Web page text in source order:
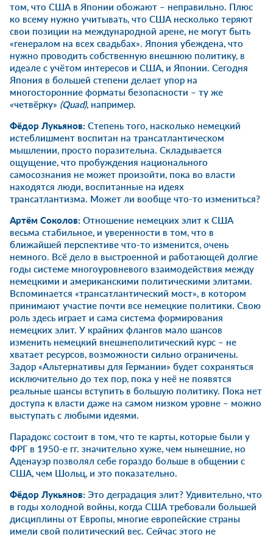
том, что США в Японии обожают – неправильно. Плюс
ко всему нужно учитывать, что США несколько теряют
свои позиции на международной арене, не могут быть
«генералом на всех свадьбах». Япония убеждена, что
нужно проводить собственную внешнюю политику, в
идеале с учётом интересов и США, и Японии. Сегодня
Япония в большей степени делает упор на
многосторонние форматы безопасности – ту же
«четвёрку» (Quad), например.
Фёдор Лукьянов: Степень того, насколько немецкий
истеблишмент воспитан на трансатлантическом
мышлении, просто поразительна. Складывается
ощущение, что пробуждения национального
самосознания не может произойти, пока во власти
находятся люди, воспитанные на идеях
трансатлантизма. Может ли вообще что-то измениться?
Артём Соколов: Отношение немецких элит к США
весьма стабильное, и уверенности в том, что в
ближайшей перспективе что-то изменится, очень
немного. Всё дело в выстроенной и работающей долгие
годы системе многоуровневого взаимодействия между
немецкими и американскими политическими элитами.
Вспоминается «трансатлантический мост», в котором
принимают участие почти все немецкие политики. Свою
роль здесь играет и сама система формирования
немецких элит. У крайних флангов мало шансов
изменить немецкий внешнеполитический курс – не
хватает ресурсов, возможности сильно ограничены.
Задор «Альтернативы для Германии» будет сохраняться
исключительно до тех пор, пока у неё не появятся
реальные шансы вступить в большую политику. Пока нет
доступа к власти даже на самом низком уровне – можно
выступать с любыми идеями.
Парадокс состоит в том, что те карты, которые были у
ФРГ в 1950-е гг. значительно хуже, чем нынешние, но
Аденауэр позволял себе гораздо больше в общении с
США, чем Шольц, и это показательно.
Фёдор Лукьянов: Это деградация элит? Удивительно, что
в годы холодной войны, когда США требовали большей
дисциплины от Европы, многие европейские страны
имели свой политический вес. Сейчас этого не